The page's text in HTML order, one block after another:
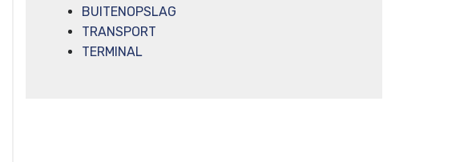
BUITENOPSLAG
TRANSPORT
TERMINAL